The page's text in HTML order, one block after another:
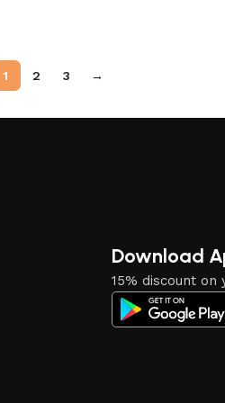
1 2 3 →
Download
15% discount